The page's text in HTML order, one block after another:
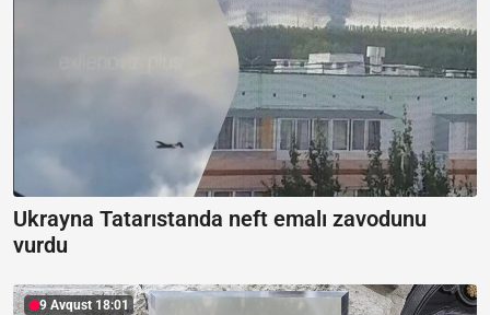
Ukrayna Tatarıstanda neft emalı zavodunu
vurdu
9 Avqust 18:01